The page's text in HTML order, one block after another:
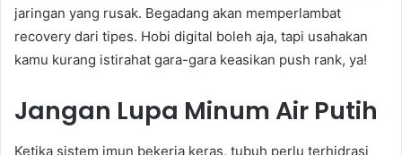
jaringan yang rusak. Begadang akan memperlambat
recovery dari tipes. Hobi digital boleh aja, tapi usahakan
kamu kurang istirahat gara-gara keasikan push rank, ya!
Jangan Lupa Minum Air Putih
Ketika sistem imun bekerja keras, tubuh perlu terhidrasi